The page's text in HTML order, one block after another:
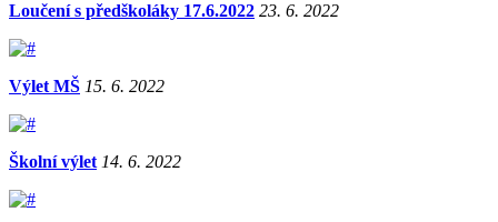
Loučení s předškoláky 17.6.2022 23. 6. 2022
Výlet MŠ 15. 6. 2022
Školní výlet 14. 6. 2022